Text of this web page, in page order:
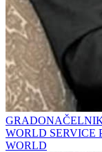
WORLD SERVICE
WORLD